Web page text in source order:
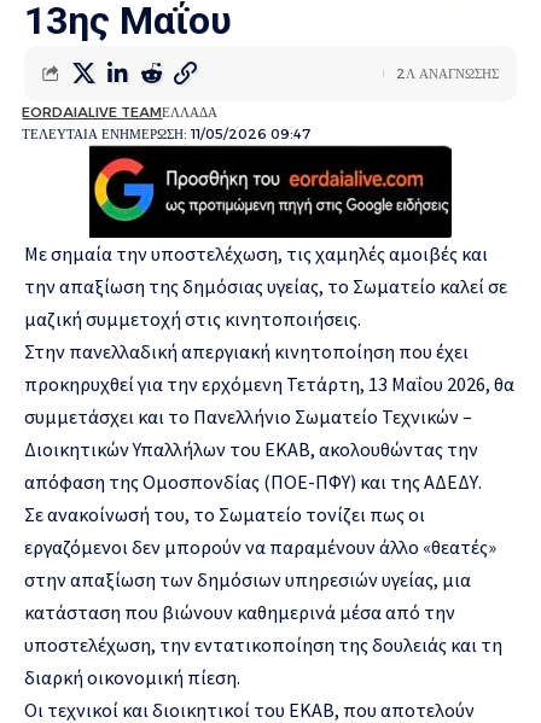
13ης Μαΐου
ΤΕΛΕΥΤΑΙΑ ΕΝΗΜΕΡΩΣΗ: 11/05/2026 09:47
EORDAIALIVE TEAMΕΛΛΑΔΑ
2Λ ΑΝΑΓΝΩΣΗΣ
Με σημαία την υποστελέχωση, τις χαμηλές αμοιβές και
την απαξίωση της δημόσιας υγείας, το Σωματείο καλεί σε
μαζική συμμετοχή στις κινητοποιήσεις.
Στην πανελλαδική απεργιακή κινητοποίηση που έχει
προκηρυχθεί για την ερχόμενη Τετάρτη, 13 Μαΐου 2026, θα
συμμετάσχει και το Πανελλήνιο Σωματείο Τεχνικών –
Διοικητικών Υπαλλήλων του ΕΚΑΒ, ακολουθώντας την
απόφαση της Ομοσπονδίας (ΠΟΕ-ΠΦΥ) και της ΑΔΕΔΥ.
Σε ανακοίνωσή του, το Σωματείο τονίζει πως οι
εργαζόμενοι δεν μπορούν να παραμένουν άλλο «θεατές»
στην απαξίωση των δημόσιων υπηρεσιών υγείας, μια
κατάσταση που βιώνουν καθημερινά μέσα από την
υποστελέχωση, την εντατικοποίηση της δουλειάς και τη
διαρκή οικονομική πίεση.
Οι τεχνικοί και διοικητικοί του ΕΚΑΒ, που αποτελούν